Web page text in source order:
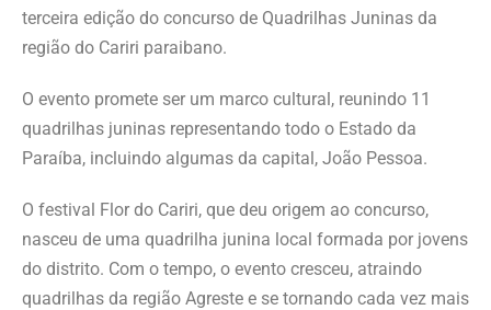
terceira edição do concurso de Quadrilhas Juninas da
região do Cariri paraibano.
O evento promete ser um marco cultural, reunindo 11
quadrilhas juninas representando todo o Estado da
Paraíba, incluindo algumas da capital, João Pessoa.
O festival Flor do Cariri, que deu origem ao concurso,
nasceu de uma quadrilha junina local formada por jovens
do distrito. Com o tempo, o evento cresceu, atraindo
quadrilhas da região Agreste e se tornando cada vez mais